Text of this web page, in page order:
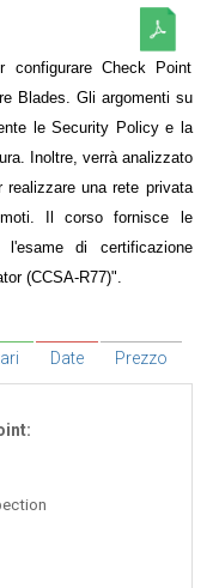
Check Point
Blades. Gli argomenti su
le Security Policy e la
Inoltre, verrà analizzato
realizzare una rete privata
Il corso fornisce le
l'esame di certificazione
(CCSA-R77)".
Date Prezzo